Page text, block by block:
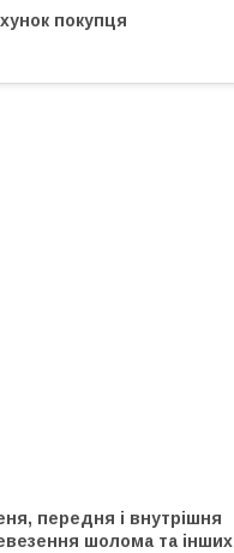
покупця
передня і внутрішня
шолома та інших